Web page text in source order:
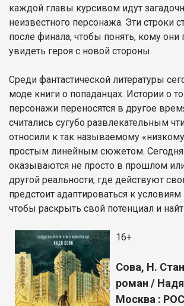
каждой главы курсивом идут
неизвестного персонажа. Эти строки
после финала, чтобы понять, кому они
увидеть героя с новой стороны.
Среди фантастической литературы
моде книги о попаданцах. Истории о
персонажи переносятся в другое
считались сугубо развлекательным
относили к так называемому
простым линейным сюжетом. Сегодня
оказываются не просто в прошлом
другой реальности, где действуют
предстоит адаптироваться к
чтобы раскрыть свой потенциал и
16+
Сова, Н.
роман /
Москва :